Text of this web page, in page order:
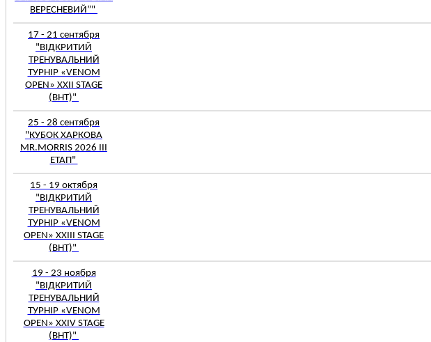
ВЕРЕСНЕВИЙ”"
17 - 21 сентября
"ВІДКРИТИЙ
ТРЕНУВАЛЬНИЙ
ТУРНІР «VENOM
OPEN» XXІІ STAGE
(BHT)"
25 - 28 сентября
"КУБОК ХАРКОВА
MR.MORRIS 2026 ІІI
ЕТАП"
15 - 19 октября
"ВІДКРИТИЙ
ТРЕНУВАЛЬНИЙ
ТУРНІР «VENOM
OPEN» XXІІІ STAGE
(BHT)"
19 - 23 ноября
"ВІДКРИТИЙ
ТРЕНУВАЛЬНИЙ
ТУРНІР «VENOM
OPEN» XXІV STAGE
(BHT)"